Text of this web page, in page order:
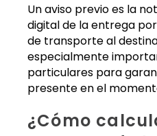
Un aviso previo es la
digital de la entrega
de transporte al
especialmente
particulares para
presente en el
¿Cómo